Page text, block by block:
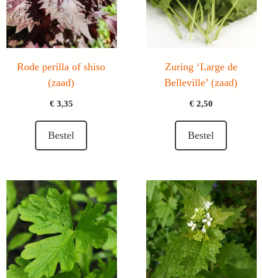
Rode perilla of shiso
(zaad)
€3,35
Bestel
Zuring ‘Large de
Belleville’ (zaad)
€2,50
Bestel